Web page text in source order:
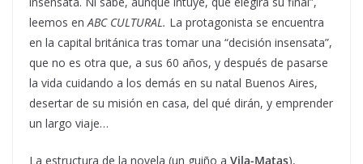
leemos en ABC CULTURAL. La protagonista se encuentra
en la capital británica tras tomar una “decisión insensata”,
que no es otra que, a sus 60 años, y después de pasarse
la vida cuidando a los demás en su natal Buenos Aires,
desertar de su misión en casa, del qué dirán, y emprender
un largo viaje…
La estructura de la novela (un guiño a Vila-Matas),